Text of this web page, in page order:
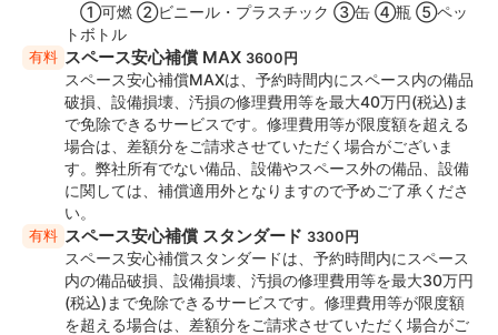
◆スペース安心補償について
追加オプション及び、注意事項・禁止事項の下部にサー
ビスの説明がありますので、ご確認ください。
◆飲食・アルコールについて
・ 飲食物 酒類 持込可能
※ソフトドリンク以外の飲食物を持ち込まれる場合は、
「フード＆ドリンク持込料」オプションのお申込みが必
要となります。
◆喫煙について
・ 室内禁煙
①可燃 ②ビニール・プラスチック ③缶 ④瓶 ⑤ペッ
トボトル
有料 スペース安心補償 MAX 3600円
スペース安心補償MAXは、予約時間内にスペース内の備品
破損、設備損壊、汚損の修理費用等を最大40万円(税込)ま
で免除できるサービスです。修理費用等が限度額を超える
場合は、差額分をご請求させていただく場合がございま
す。弊社所有でない備品、設備やスペース外の備品、設備
に関しては、補償適用外となりますので予めご了承くださ
い。
有料 スペース安心補償 スタンダード 3300円
スペース安心補償スタンダードは、予約時間内にスペース
内の備品破損、設備損壊、汚損の修理費用等を最大30万円
(税込)まで免除できるサービスです。修理費用等が限度額
を超える場合は、差額分をご請求させていただく場合がご